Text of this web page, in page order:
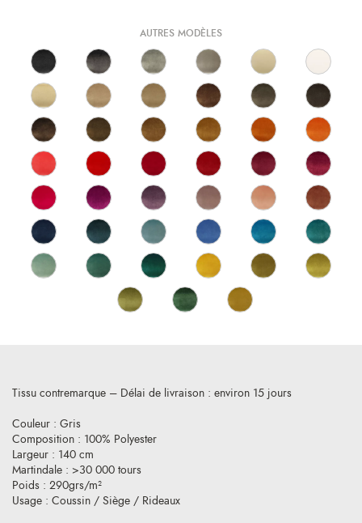
AUTRES MODÈLES
Tissu contremarque – Délai de livraison : environ 15 jours
Couleur : Gris
Composition : 100% Polyester
Largeur : 140 cm
Martindale : >30 000 tours
Poids : 290grs/m²
Usage : Coussin / Siège / Rideaux